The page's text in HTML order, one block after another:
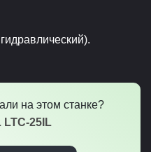
на этом станке?
LTC-25IL